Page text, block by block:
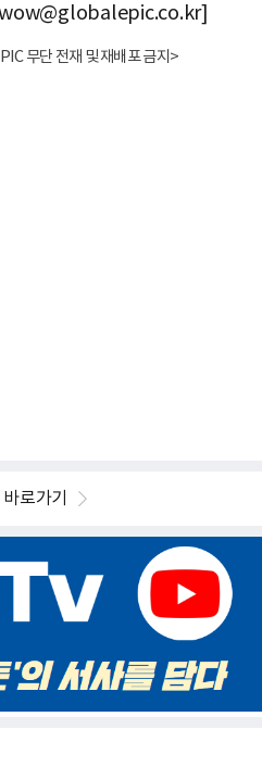
wow@globalepic.co.kr]
무단 전재 및 재배포 금지>
바로가기